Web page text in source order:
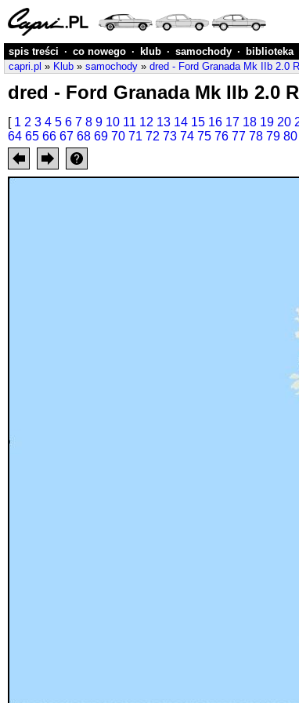
spis treści · co nowego · klub · samochody · biblioteka
capri.pl » Klub » samochody » dred - Ford Granada Mk IIb 2.0
dred - Ford Granada Mk IIb 2.0
[ 1 2 3 4 5 6 7 8 9 10 11 12 13 14 15 16 17 18 19 20
64 65 66 67 68 69 70 71 72 73 74 75 76 77 78 79 80